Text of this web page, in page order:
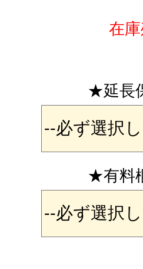
在
★延長
★有料